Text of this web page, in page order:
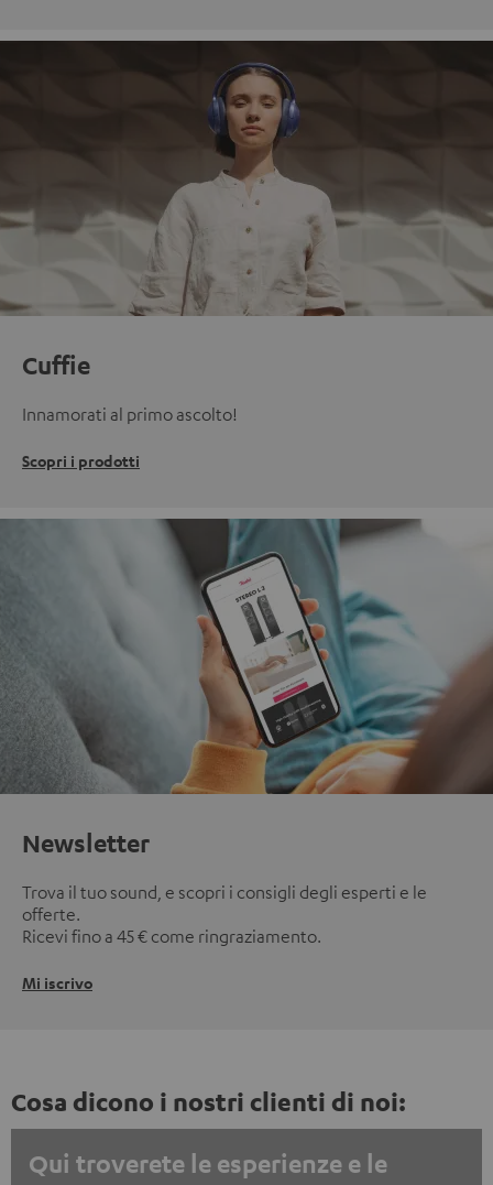
Cuffie
Innamorati al primo ascolto!
Scopri i prodotti
Newsletter
Trova il tuo sound, e scopri i consigli degli esperti e le
offerte.
Ricevi fino a 45 € come ringraziamento.
Mi iscrivo
Cosa dicono i nostri clienti di noi:
Qui troverete le esperienze e le